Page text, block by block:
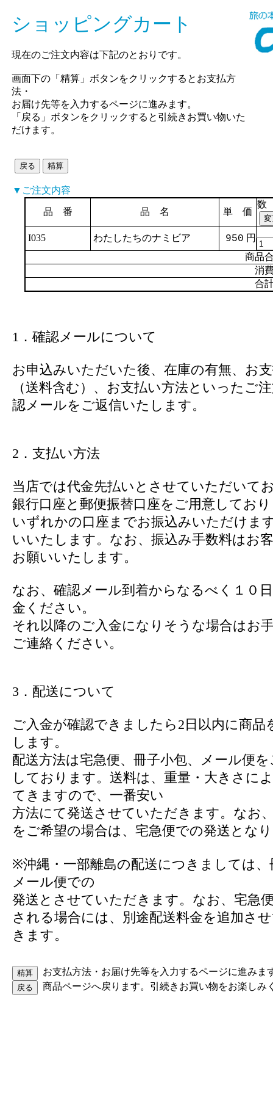
ショッピングカート
現在のご注文内容は下記のとおりです。
画面下の「精算」ボタンをクリックするとお支払方
法・
お届け先等を入力するページに進みます。
「戻る」ボタンをクリックすると引続きお買い物いた
だけます。
▼ご注文内容
品 番 品 名 単 価
数
I035 わたしたちのナミビア 950 円
商品
消
合
1．確認メールについて
お申込みいただいた後、在庫の有無、お
（送料含む）、お支払い方法といったご
認メールをご返信いたします。
2．支払い方法
当店では代金先払いとさせていただいて
銀行口座と郵便振替口座をご用意してお
いずれかの口座までお振込みいただけま
いいたします。なお、振込み手数料はお
お願いいたします。
なお、確認メール到着からなるべく１０
金ください。
それ以降のご入金になりそうな場合はお
ご連絡ください。
3．配送について
ご入金が確認できましたら2日以内に商品
します。
配送方法は宅急便、冊子小包、メール便
しております。送料は、重量・大きさに
てきますので、一番安い
方法にて発送させていただきます。なお
をご希望の場合は、宅急便での発送とな
※沖縄・一部離島の配送につきましては、
メール便での
発送とさせていただきます。なお、宅急
される場合には、別途配送料金を追加さ
きます。
お支払方法・お届け先等を入力するページに進みま
商品ページへ戻ります。引続きお買い物をお楽しみ